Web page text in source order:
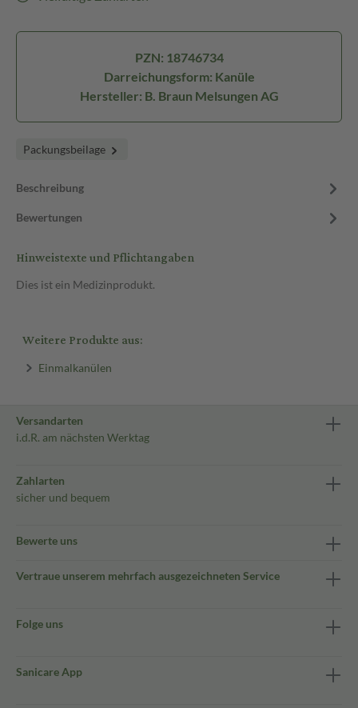
PZN: 18746734
Darreichungsform: Kanüle
Hersteller: B. Braun Melsungen AG
Packungsbeilage
Beschreibung
Bewertungen
Hinweistexte und Pflichtangaben
Dies ist ein Medizinprodukt.
Weitere Produkte aus:
Einmalkanülen
Versandarten
i.d.R. am nächsten Werktag
Zahlarten
sicher und bequem
Bewerte uns
Vertraue unserem mehrfach ausgezeichneten Service
Folge uns
Sanicare App